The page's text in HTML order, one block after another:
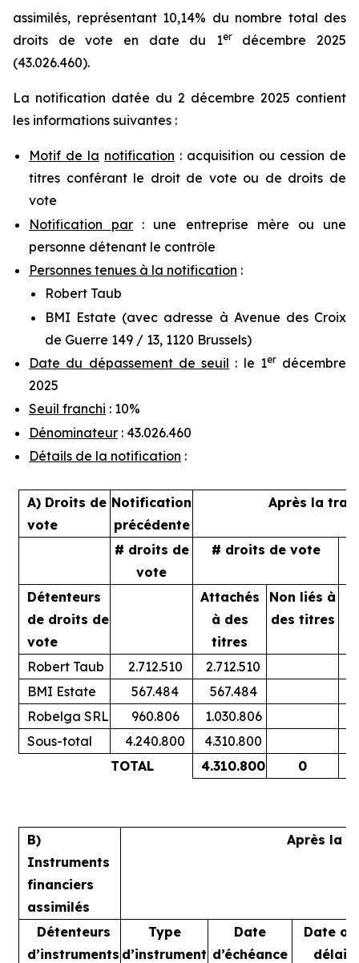
assimilés, représentant 10,14% du nombre total des
droits de vote en date du 1erdécembre 2025
(43.026.460).
La notification datée du 2 décembre 2025 contient
les informations suivantes :
Motif de la notification : acquisition ou cession de
titres conférant le droit de vote ou de droits de
vote
Notification par : une entreprise mère ou une
personne détenant le contrôle
Personnes tenues à la notification :
Robert Taub
BMI Estate (avec adresse à Avenue des Croix
de Guerre 149 / 13, 1120 Brussels)
Date du dépassement de seuil : le 1erdécembre
2025
Seuil franchi : 10%
Dénominateur : 43.026.460
Détails de la notification :
A) Droits de
vote
Notification
précédente
Après la
# droits de
vote
# droits de vote
Détenteurs
de droits de
vote
Attachés
à des
titres
Non liés à
des titres
Robert Taub 2.712.510
2.712.510
BMI Estate
567.484
567.484
Robelga SRL
960.806
1.030.806
Sous-total
4.240.800 4.310.800
TOTAL
4.310.800 0
B)
Instruments
financiers
assimilés
Après la
Détenteurs
d’instruments
Type
d’instrument
Date
d’échéance
Date ou
délai